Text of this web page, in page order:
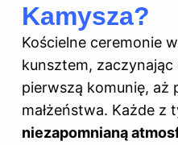
Kamysza?
Kościelne ceremonie
kunsztem,
pierwszą komunię, aż
małżeństwa. Każde z
niezapomnianą